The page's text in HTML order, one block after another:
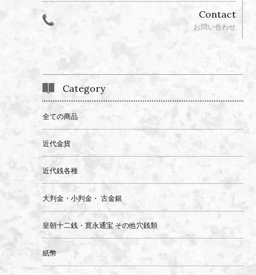
Contact
お問い合わせ
Category
全ての商品
近代金貨
近代銭各種
大判金・小判金・ 古金銀
皇朝十二銭・寛永通宝 その他穴銭類
紙幣